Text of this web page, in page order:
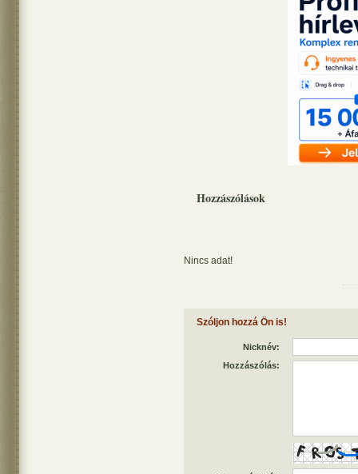
Hozzászólások
Nincs adat!
Szóljon hozzá Ön is!
Nicknév:
Hozzászólás: